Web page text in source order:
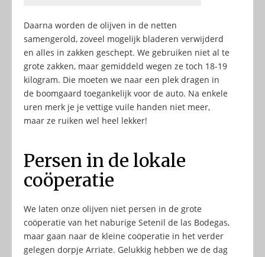
Daarna worden de olijven in de netten
samengerold, zoveel mogelijk bladeren verwijderd
en alles in zakken geschept. We gebruiken niet al te
grote zakken, maar gemiddeld wegen ze toch 18-19
kilogram. Die moeten we naar een plek dragen in
de boomgaard toegankelijk voor de auto. Na enkele
uren merk je je vettige vuile handen niet meer,
maar ze ruiken wel heel lekker!
Persen in de lokale
coöperatie
We laten onze olijven niet persen in de grote
coöperatie van het naburige Setenil de las Bodegas,
maar gaan naar de kleine coöperatie in het verder
gelegen dorpje Arriate. Gelukkig hebben we de dag